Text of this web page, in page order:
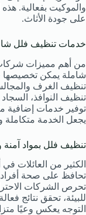
والموكيت بفعالية.
على جودة الأثاث.
خدمات تنظيف فلل
من أهم مميزات
شاملة يمكن
تنظيف الغرف
تنظيف النوافذ،
توفير خدمات إضافية
يجعل الخدمة متكاملة
تنظيف فلل بمواد آمنة
الكثير من العائلات
تحافظ على صحة أفراد
تحرص الشركات
للبيئة، تحقق نتائج
التوجه يعكس وعيًا